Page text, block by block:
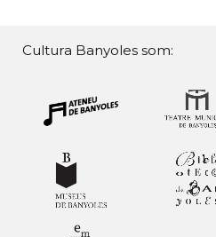
Cultura Banyoles som: